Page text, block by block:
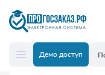
Демо доступ